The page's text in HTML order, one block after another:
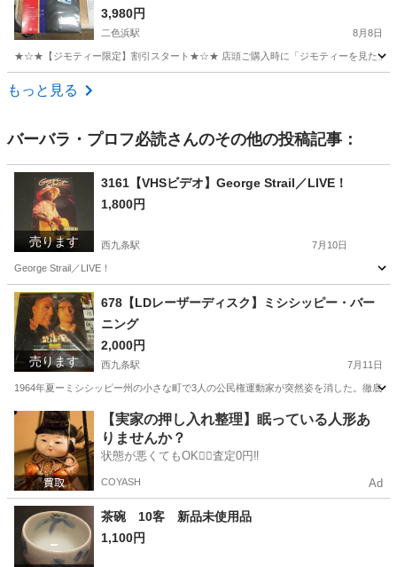
定 未開封 ジモティー割り 貝塚市 岸和田
市 泉佐野市 泉南市 阪南市 リサイクルショ
ップ
3,980円
二色浜駅 8月8日
★☆★【ジモティー限定】割引スタート★☆★ 店頭ご購入時に「ジモティーを見た」と
大阪 貝塚市
もっと見る
バーバラ・プロフ必読さんのその他の投稿記事：
売ります
3161【VHSビデオ】George Strail／LIVE！
1,800円
西九条駅 7月10日
George Strail／LIVE！
大阪 大阪市 西九条駅 その他
売ります
678【LDレーザーディスク】ミシシッピー・バー
ニング
2,000円
西九条駅 7月11日
1964年夏ーミシシッピー州の小さな町で3人の公民権運動家が突然姿を消した。徹底
大阪 大阪市 西九条駅 DVD/ブルーレイ
【実家の押し入れ整理】眠っている人形あ
りませんか？
状態が悪くてもOK🙆‍♀️査定0円‼️
COYASH Ad
茶碗 10客 新品未使用品
1,100円